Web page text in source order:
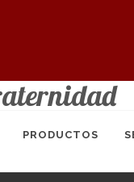
PRODUCTOS